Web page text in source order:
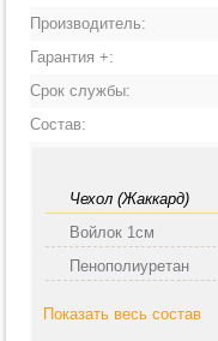
Производитель:
Гарантия +:
Срок службы:
Состав:
Чехол (Жаккард)
Войлок 1см
Пенополиуретан
Показать весь состав